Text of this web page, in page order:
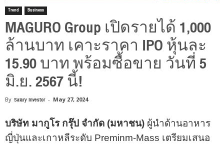
Trend Business
MAGURO Group เปิดรายได้ 1,000
ล้านบาท เคาะราคา IPO หุ้นละ
15.90 บาท พร้อมซื้อขาย วันที่ 5
มิ.ย. 2567 นี้!
By Salary Investor - May 27, 2024
บริษัท มากูโร กรุ๊ป จำกัด (มหาชน) ผู้นำด้านอาหาร
ญี่ปุ่นและเกาหลีระดับ Preminm-Mass เตรียมเสนอ